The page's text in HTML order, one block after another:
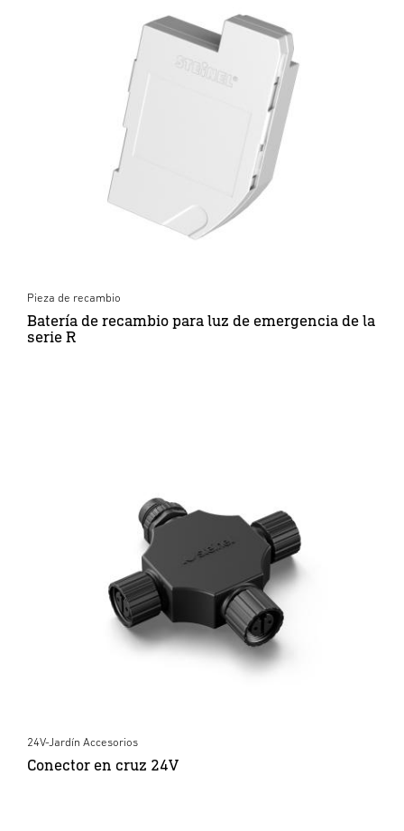
Pieza de recambio
Batería de recambio para luz de emergencia de la
serie R
24V-Jardín Accesorios
Conector en cruz 24V